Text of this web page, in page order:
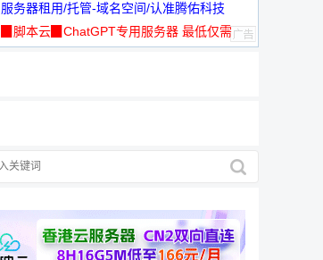
服务器租用/托管-域名空间/认准腾佑科技
▉脚本云▉ChatGPT专用服务器 最低仅需